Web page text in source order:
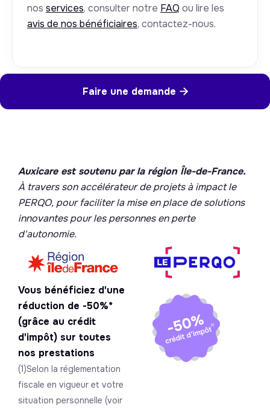
nos services, consulter notre FAQ ou lire les
avis de nos bénéficiaires, contactez-nous.
Faire une demande 
Auxicare est soutenu par la région Île-de-France.
À travers son accélérateur de projets à impact le
PERQO, pour faciliter la mise en place de solutions
innovantes pour les personnes en perte
d'autonomie.
Vous bénéficiez d'une
réduction de -50%*
(grâce au crédit
d'impôt) sur toutes
nos prestations
(1)Selon la réglementation
fiscale en vigueur et votre
situation personnelle (voir